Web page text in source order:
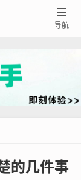

导航
的几件事